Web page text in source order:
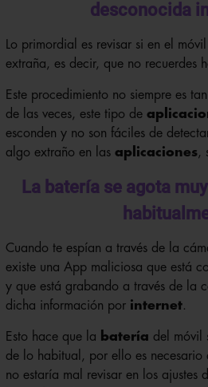
desconocida
Lo primordial es revisar si en el
extraña, es decir, que no recuerdes
Este procedimiento no siempre es
de las veces, este tipo de
esconden y no son fáciles de
algo extraño en las aplicaciones,
La batería se agota
Cuando te espían a través de la
existe una App maliciosa que está
y que está grabando a través de la
dicha información por internet.
Esto hace que la batería del móvil
de lo habitual, por ello es necesario
no estaría mal revisar en los ajustes